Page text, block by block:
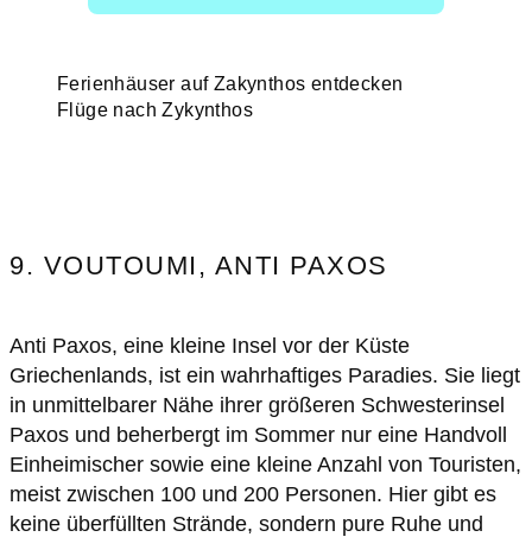
Ferienhäuser auf Zakynthos entdecken
Flüge nach Zykynthos
9. VOUTOUMI, ANTI PAXOS
Anti Paxos, eine kleine Insel vor der Küste
Griechenlands, ist ein wahrhaftiges Paradies. Sie liegt
in unmittelbarer Nähe ihrer größeren Schwesterinsel
Paxos und beherbergt im Sommer nur eine Handvoll
Einheimischer sowie eine kleine Anzahl von Touristen,
meist zwischen 100 und 200 Personen. Hier gibt es
keine überfüllten Strände, sondern pure Ruhe und